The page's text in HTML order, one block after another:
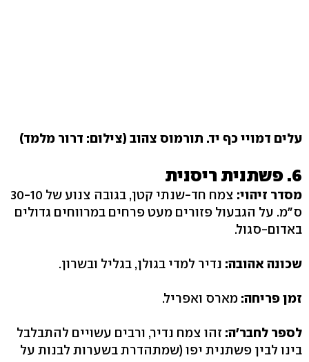
עלים דמויי כף יד. תורמוס צהוב (צילום: דרור מלמד)
6. פשתנית ריסנית
מסדר זיהוי:
ס"מ. על הגבעול פזורים מעט פרחים במרווחים גדולים
באדום-סגול.
שכונה אהובה: נדיר למדי בגולן, בגליל ובשרון.
זמן פריחה: מארס ואפריל.
לספר לחבר'ה: זהו צמח נדיר, ורבים עשויים להתבלבל
בינו לבין פשתנית יפו (שמתהדרת בשערות לבנות על